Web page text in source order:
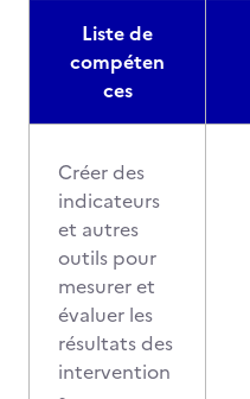
Liste de
compéten
ces
Créer des
indicateurs
et autres
outils pour
mesurer et
évaluer les
résultats des
intervention